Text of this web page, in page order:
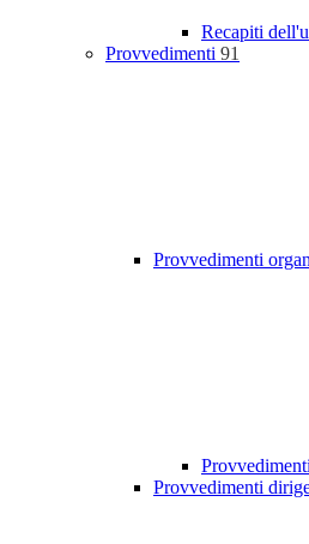
Recapiti
Provvedimenti 91
Provvedimenti
Provvedimenti